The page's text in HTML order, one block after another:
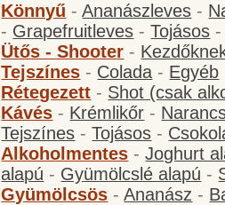
Könnyű -Ananászleves -
- Grapefruitleves -Tojásos
Ütős - Shooter -
Tejszínes - Colada - Egyéb
Rétegezett - Shot (csak
Kávés - Krémlikőr -
Tejszínes -Tojásos -
Alkoholmentes -Joghurt
alapú - Gyümölcslé alapú -
Gyümölcsös -Ananász -